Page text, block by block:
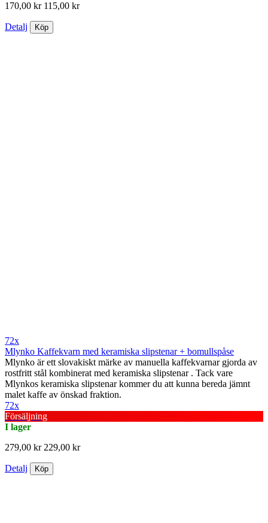
170,00 kr 115,00 kr
Detalj Köp
72x
Mlynko Kaffekvarn med keramiska slipstenar + bomullspåse
Mlynko är ett slovakiskt märke av manuella kaffekvarnar gjorda av
rostfritt stål kombinerat med keramiska slipstenar . Tack vare
Mlynkos keramiska slipstenar kommer du att kunna bereda jämnt
malet kaffe av önskad fraktion.
72x
Försäljning
I lager
279,00 kr 229,00 kr
Detalj Köp